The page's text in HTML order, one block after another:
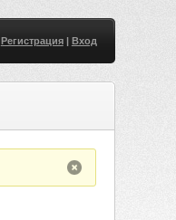
Регистрация| Вход